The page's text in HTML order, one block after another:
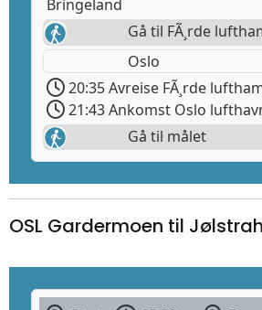
Bringeland
Gå til FÃ¸rde
Oslo
20:35 Avreise FÃ¸rde
21:43 Ankomst Oslo
Gå til målet
OSL Gardermoen til